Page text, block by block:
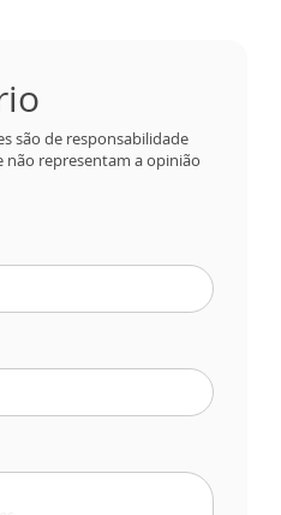
são de responsabilidade
não representam a opinião